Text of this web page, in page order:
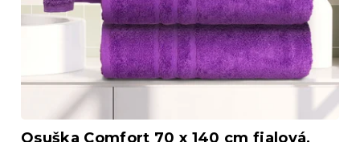
Osuška Comfort 70 x 140 cm fialová,